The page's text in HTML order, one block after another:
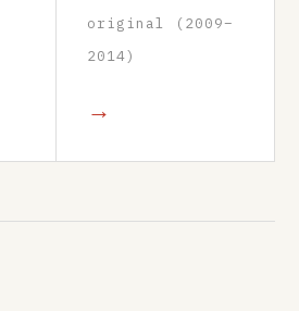
original (2009–
2014)
→